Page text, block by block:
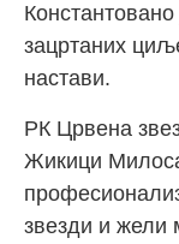
зацртаних
настави.
РК Црвена
Жикици
звезди и жели